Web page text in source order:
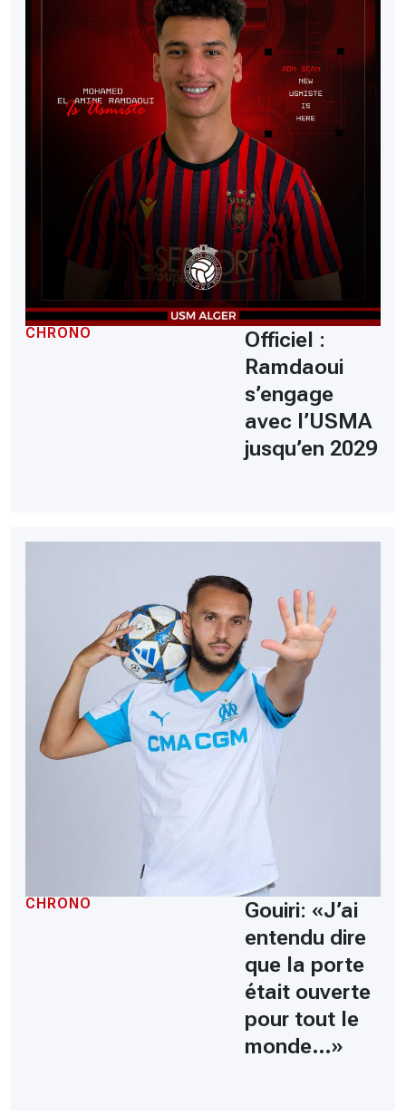
CHRONO
Officiel :
Ramdaoui
s’engage
avec l’USMA
jusqu’en 2029
CHRONO
Gouiri: «J’ai
entendu dire
que la porte
était ouverte
pour tout le
monde…»